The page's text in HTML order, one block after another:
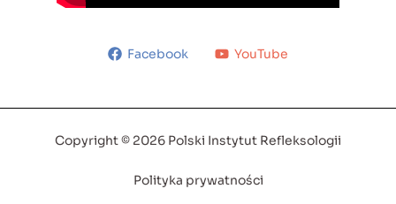
Facebook YouTube
Copyright © 2026 Polski Instytut Refleksologii
Polityka prywatności